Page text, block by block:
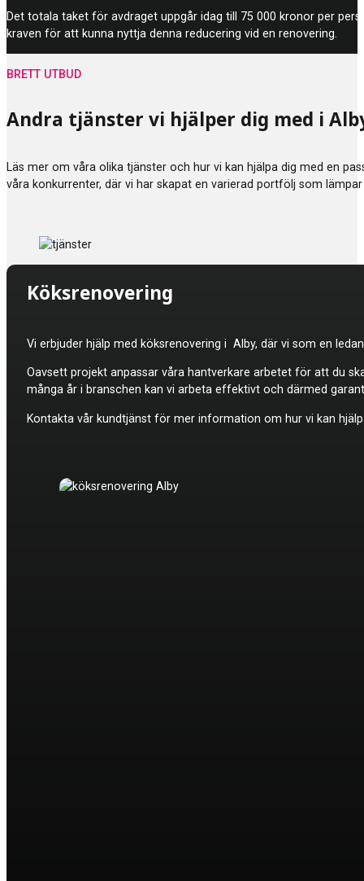
Det totala taket för avdraget uppgår idag till 75 000 kronor per
kraven för att kunna nyttja denna reducering vid en renovering.
Andra tjänster vi hjälper dig med i
Läs mer om våra olika tjänster och hur vi kan hjälpa dig med en
våra konkurrenter, där vi har skapat en varierad portfölj som
BRETT UTBUD
Köksrenovering
Vi erbjuder hjälp med köksrenovering i Alby, där vi som en
Oavsett projekt anpassar våra hantverkare arbetet för att du
många år i branschen kan vi arbeta effektivt och därmed
Kontakta vår kundtjänst för mer information om hur vi kan